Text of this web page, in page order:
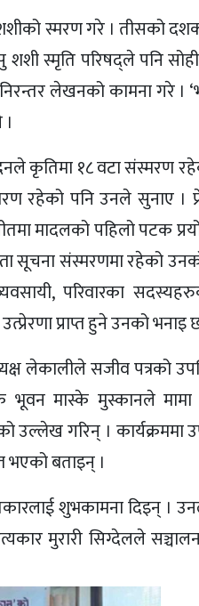
शशीको स्मरण गरे । तीसको
स्मृति परिषद्ले पनि
लेखनको कामना गरे
कृतिमा १८ वटा संस्मरण
रहेको पनि उनले सुनाए ।
मादलको पहिलो पटक
सूचना संस्मरणमा रहेको
परिवारका
प्राप्त हुने उनको भनाइ
लेकालीले सजीव पत्रको
मास्के मुस्कानले मामा
उल्लेख गरिन् । कार्यक्रममा
भएको बताइन् ।
शुभकामना दिइन् ।
मुरारी सिग्देलले